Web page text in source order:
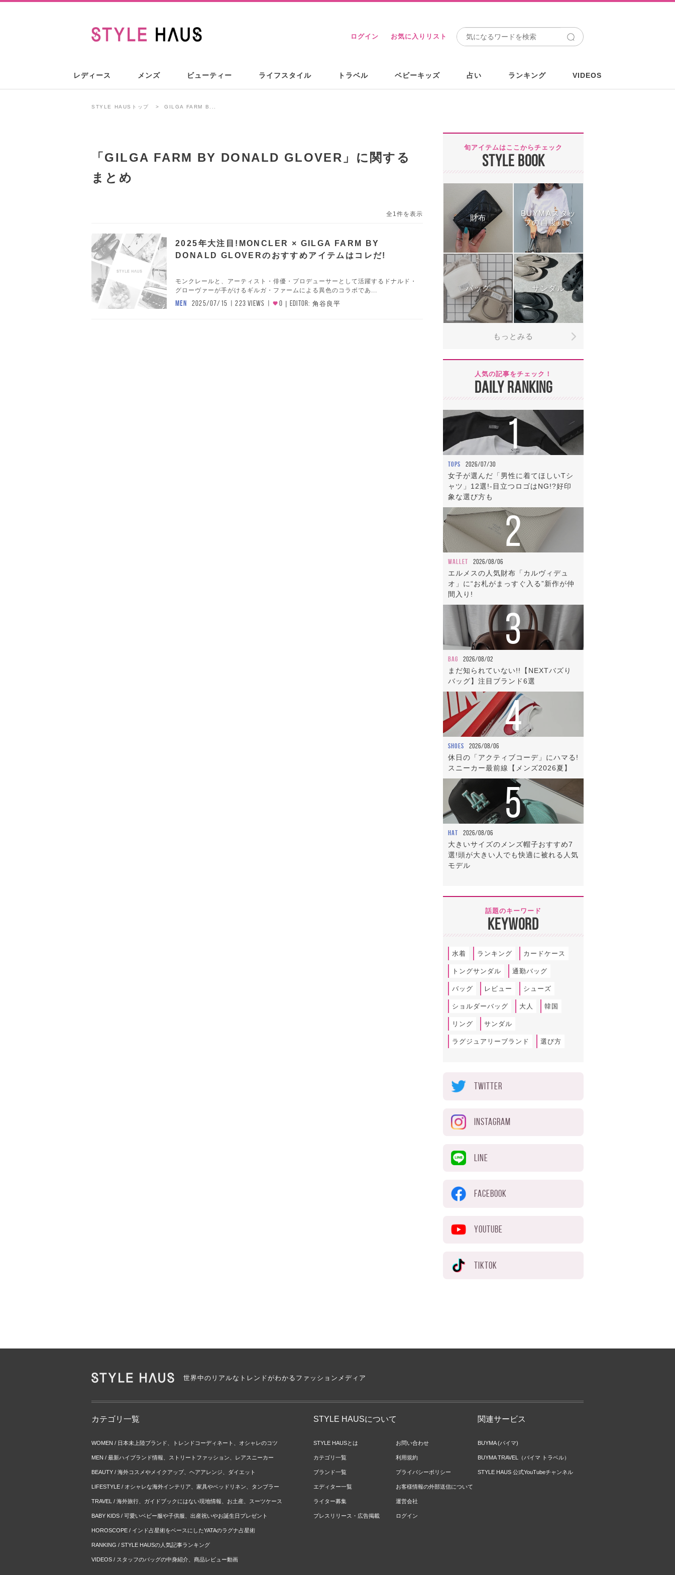
ログイン お気に入りリスト
レディース メンズ ビューティー ライフスタイル トラベル ベビーキッズ 占い ランキング VIDEOS
STYLE HAUSトップ GILGA FARM B...
「GILGA FARM BY DONALD GLOVER 」に関する
まとめ
全1件を表示
2025年大注目!MONCLER × GILGA FARM BY
DONALD GLOVERのおすすめアイテムはコレだ!
モンクレールと、アーティスト・俳優・プロデューサーとして活躍するドナルド・
グローヴァーが手がけるギルガ・ファームによる異色のコラボであ...
MEN 2025/07/15 223 VIEWS 0 EDITOR: 角谷良平
旬アイテムはここからチェック
STYLE BOOK
財布
BUYMAスタッ
フの自腹買い
バッグ サンダル
もっとみる
人気の記事をチェック！
DAILY RANKING
1
TOPS 2026/07/30
女子が選んだ「男性に着てほしいTシ
ャツ」12選!-目立つロゴはNG!?好印
象な選び方も
2
WALLET 2026/08/06
エルメスの人気財布「カルヴィデュ
オ」に“お札がまっすぐ入る”新作が仲
間入り!
3
BAG 2026/08/02
まだ知られていない!!【NEXTバズり
バッグ】注目ブランド6選
4
SHOES 2026/08/06
休日の「アクティブコーデ」にハマる!
スニーカー最前線【メンズ2026夏】
5
HAT 2026/08/06
大きいサイズのメンズ帽子おすすめ7
選!頭が大きい人でも快適に被れる人気
モデル
話題のキーワード
KEYWORD
水着 ランキング カードケース
トングサンダル 通勤バッグ
バッグ レビュー シューズ
ショルダーバッグ 大人 韓国
リング サンダル
ラグジュアリーブランド 選び方
TWITTER
INSTAGRAM
LINE
FACEBOOK
YOUTUBE
TIKTOK
世界中のリアルなトレンドがわかるファッションメディア
カテゴリ一覧
WOMEN / 日本未上陸ブランド、トレンドコーディネート、オシャレのコツ
MEN / 最新ハイブランド情報、ストリートファッション、レアスニーカー
BEAUTY / 海外コスメやメイクアップ、ヘアアレンジ、ダイエット
LIFESTYLE / オシャレな海外インテリア、家具やベッドリネン、タンブラー
TRAVEL / 海外旅行、ガイドブックにはない現地情報、お土産、スーツケース
BABY KIDS / 可愛いベビー服や子供服、出産祝いやお誕生日プレゼント
HOROSCOPE / インド占星術をベースにしたYATAのラグナ占星術
RANKING / STYLE HAUSの人気記事ランキング
VIDEOS / スタッフのバッグの中身紹介、商品レビュー動画
STYLE HAUSについて
STYLE HAUSとは
カテゴリ一覧
ブランド一覧
エディター一覧
ライター募集
プレスリリース・広告掲載
お問い合わせ
利用規約
プライバシーポリシー
お客様情報の外部送信について
運営会社
ログイン
関連サービス
BUYMA (バイマ)
BUYMA TRAVEL（バイマ トラベル）
STYLE HAUS 公式YouTubeチャンネル